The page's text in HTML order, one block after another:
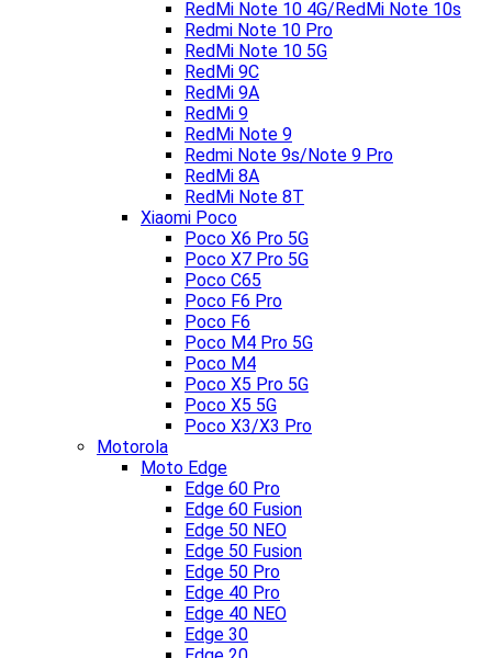
RedMi Note 10 4G/RedMi Note 10s
Redmi Note 10 Pro
RedMi Note 10 5G
RedMi 9C
RedMi 9A
RedMi 9
RedMi Note 9
Redmi Note 9s/Note 9 Pro
RedMi 8A
RedMi Note 8T
Xiaomi Poco
Poco X6 Pro 5G
Poco X7 Pro 5G
Poco C65
Poco F6 Pro
Poco F6
Poco M4 Pro 5G
Poco M4
Poco X5 Pro 5G
Poco X5 5G
Poco X3/X3 Pro
Motorola
Moto Edge
Edge 60 Pro
Edge 60 Fusion
Edge 50 NEO
Edge 50 Fusion
Edge 50 Pro
Edge 40 Pro
Edge 40 NEO
Edge 30